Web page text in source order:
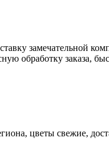
замечательной
обработку заказа,
цветы свежие,